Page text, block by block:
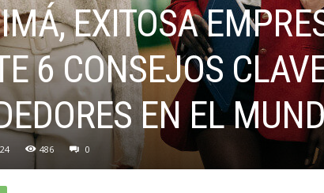
EXITOSA
6 CONSEJOS
EN EL
486 0